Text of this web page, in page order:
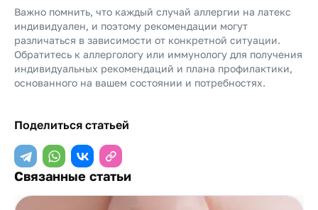
Важно помнить, что каждый случай аллергии на латекс
индивидуален, и поэтому рекомендации могут
различаться в зависимости от конкретной ситуации.
Обратитесь к аллергологу или иммунологу для получения
индивидуальных рекомендаций и плана профилактики,
основанного на вашем состоянии и потребностях.
Поделиться статьей
Связанные статьи